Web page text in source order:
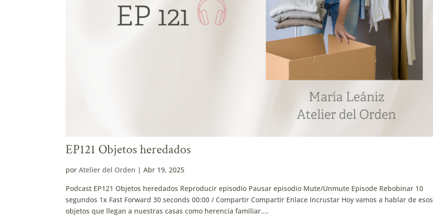
EP121 Objetos heredados
porAtelier del Orden |Abr 19, 2025
Podcast EP121 Objetos heredados Reproducir episodio Pausar episodio Mute/Unmute Episode Rebobinar 10
segundos 1x Fast Forward 30 seconds 00:00 / Compartir Compartir Enlace Incrustar Hoy vamos a hablar de esos
objetos que llegan a nuestras casas como herencia familiar....